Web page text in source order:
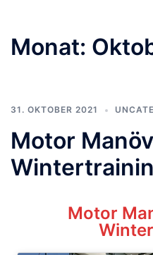
Monat:
31. OKTOBER 2021
Motor
Motor